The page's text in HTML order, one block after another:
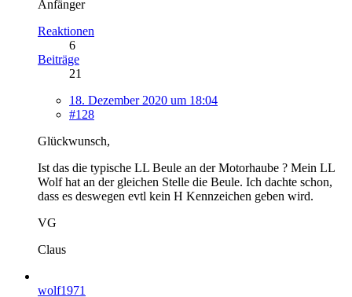
Anfänger
Reaktionen
6
Beiträge
21
18. Dezember 2020 um 18:04
#128
Glückwunsch,
Ist das die typische LL Beule an der Motorhaube ? Mein LL
Wolf hat an der gleichen Stelle die Beule. Ich dachte schon,
dass es deswegen evtl kein H Kennzeichen geben wird.
VG
Claus
wolf1971